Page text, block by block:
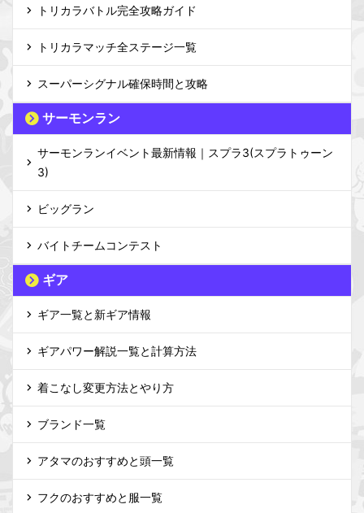
トリカラバトル完全攻略ガイド
トリカラマッチ全ステージ一覧
スーパーシグナル確保時間と攻略
サーモンラン
サーモンランイベント最新情報｜スプラ3(スプラトゥーン
3)
ビッグラン
バイトチームコンテスト
ギア
ギア一覧と新ギア情報
ギアパワー解説一覧と計算方法
着こなし変更方法とやり方
ブランド一覧
アタマのおすすめと頭一覧
フクのおすすめと服一覧